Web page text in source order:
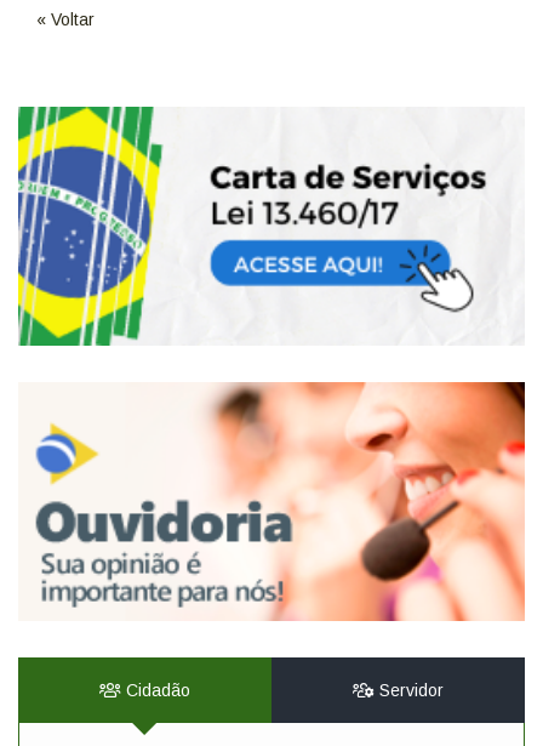
« Voltar
Cidadão Servidor